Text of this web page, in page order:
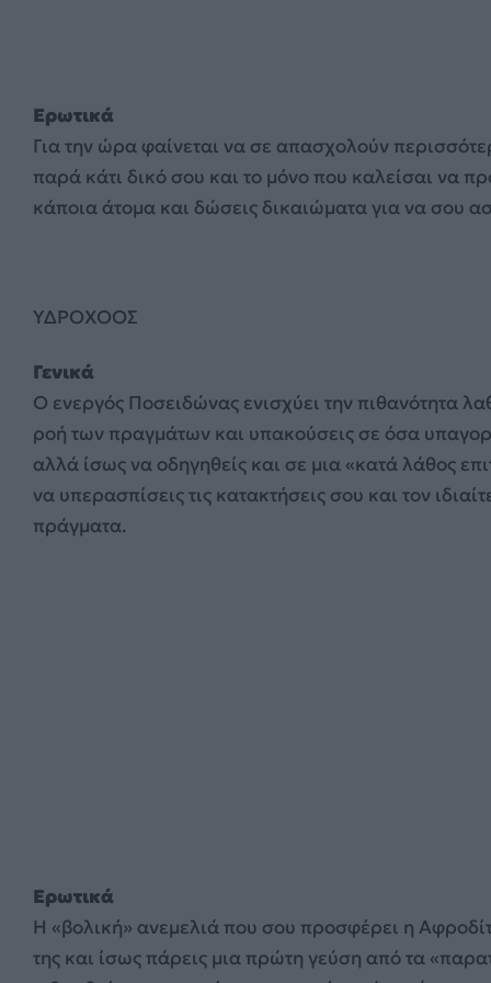
Ερωτικά
Για την ώρα φαίνεται να σε απασχολούν
παρά κάτι δικό σου και το μόνο που καλείσαι να
κάποια άτομα και δώσεις δικαιώματα για να σου
ΥΔΡΟΧΟΟΣ
Γενικά
Ο ενεργός Ποσειδώνας ενισχύει την πιθανότητα
ροή των πραγμάτων και υπακούσεις σε όσα
αλλά ίσως να οδηγηθείς και σε μια «κατά λάθος
να υπερασπίσεις τις κατακτήσεις σου και τον
πράγματα.
Ερωτικά
Η «βολική» ανεμελιά που σου προσφέρει η
της και ίσως πάρεις μια πρώτη γεύση από τα